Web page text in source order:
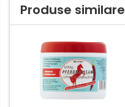
Produse similare